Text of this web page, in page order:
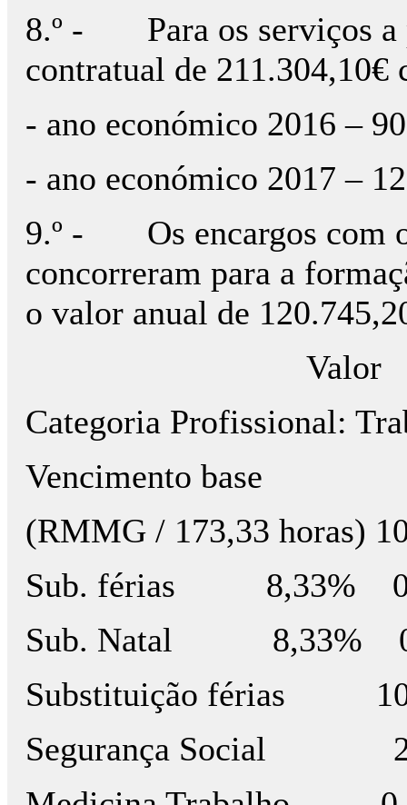
8.º - Para os serviços a
contratual de 211.304,10€
- ano económico 2016 –
- ano económico 2017 –
9.º - Os encargos com o
concorreram para a
o valor anual de
Valor
Categoria
Vencimento base
(RMMG / 173,33 horas)
Sub. férias 8,33%
Sub. Natal 8,33%
Substituição férias
Segurança Social